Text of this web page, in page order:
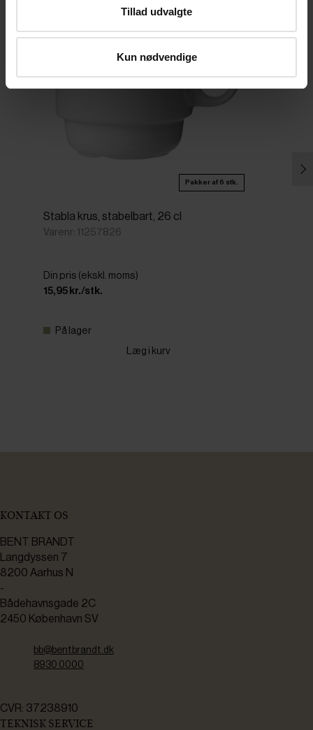
Tillad udvalgte
Kun nødvendige
Pakker af 6 stk.
Stabla krus, stabelbart, 26 cl
Varenr: 11257826
Din pris (ekskl. moms)
15,95 kr./stk.
På lager
Læg i kurv
KONTAKT OS
BENT BRANDT
Langdyssen 7
8200 Aarhus N
-
Bådehavnsgade 2C
2450 København SV
bb@bentbrandt.dk
8930 0000
CVR: 37238910
TEKNISK SERVICE